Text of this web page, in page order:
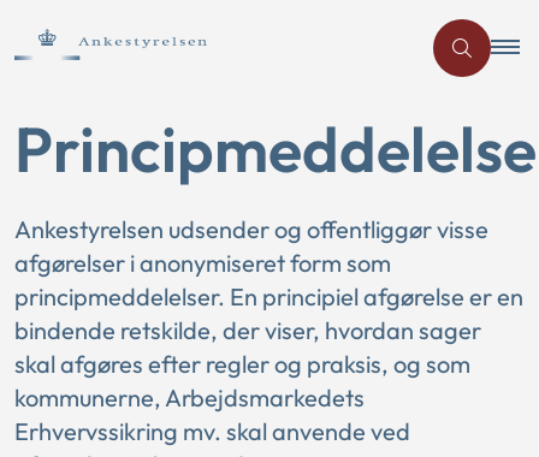
Ankestyrelsen udsender og offentliggør visse
afgørelser i anonymiseret form som
principmeddelelser. En principiel afgørelse er en
bindende retskilde, der viser, hvordan sager
skal afgøres efter regler og praksis, og som
kommunerne, Arbejdsmarkedets
Erhvervssikring mv. skal anvende ved